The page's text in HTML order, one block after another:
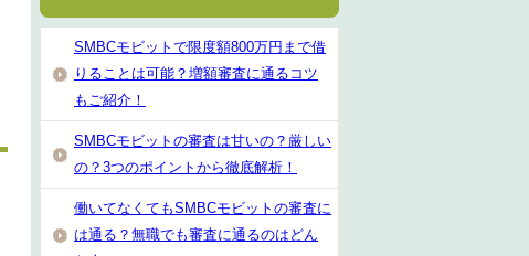
SMBCモビットで限度額800万円まで借
りることは可能？増額審査に通るコツ
もご紹介！
SMBCモビットの審査は甘いの？厳しい
の？3つのポイントから徹底解析！
働いてなくてもSMBCモビットの審査に
は通る？無職でも審査に通るのはどん